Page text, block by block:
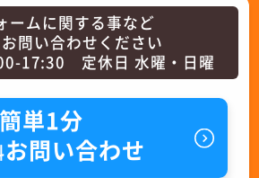
ームに関する事など
問い合わせください
17:30 定休日 水曜・日曜
簡単1分
お問い合わせ